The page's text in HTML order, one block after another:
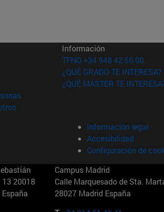
nueva ventana)
nueva ventana)
(abre en nueva ventana)
(abre en nueva ventana)
(abre en nueva ventana)
Información
TFNO +34 948 42 56 00
¿QUÉ GRADO TE INTERESA?
¿QUÉ MÁSTER TE
Información legal
Accesibilidad
Configuración de
13 20018
Campus Madrid
Calle Marquesado de Sta.
28027 Madrid España